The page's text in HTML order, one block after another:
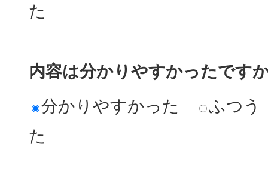
た
内容は分かりやすかったです
分かりやすかった
ふつう
た